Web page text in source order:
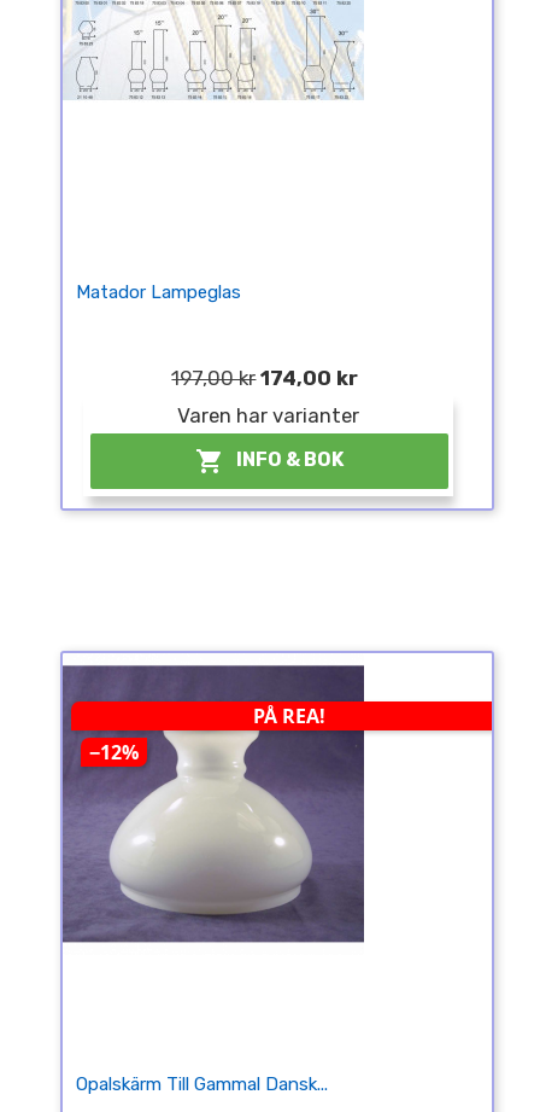
Matador Lampeglas
197,00 kr 174,00 kr
Varen har varianter
 INFO & BOK
PÅ REA!
−12%
Opalskärm Till Gammal Dansk...